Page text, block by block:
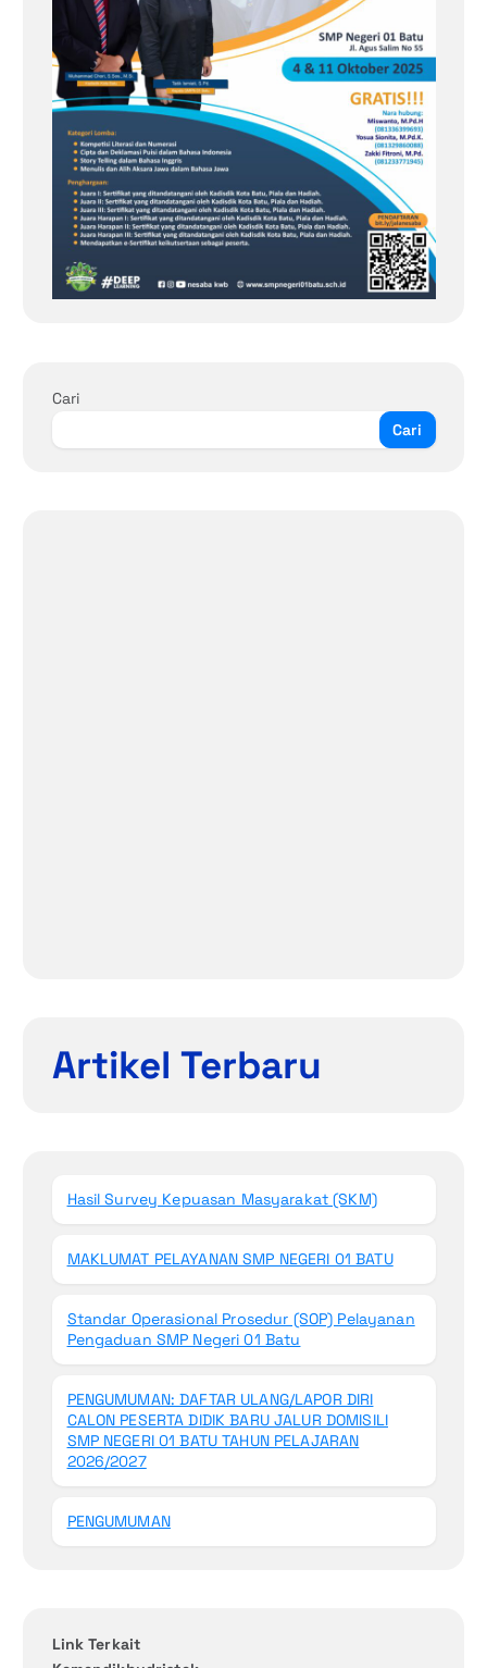
Cari
Cari
Artikel Terbaru
Hasil Survey Kepuasan Masyarakat (SKM)
MAKLUMAT PELAYANAN SMP NEGERI 01 BATU
Standar Operasional Prosedur (SOP) Pelayanan
Pengaduan SMP Negeri 01 Batu
PENGUMUMAN: DAFTAR ULANG/LAPOR DIRI
CALON PESERTA DIDIK BARU JALUR DOMISILI
SMP NEGERI 01 BATU TAHUN PELAJARAN
2026/2027
PENGUMUMAN
Link Terkait